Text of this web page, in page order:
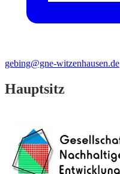
gebing@gne-witzenhausen.de
Hauptsitz